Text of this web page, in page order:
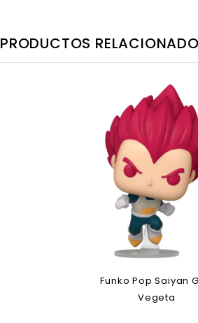
PRODUCTOS
Funko Pop Saiyan
Vegeta